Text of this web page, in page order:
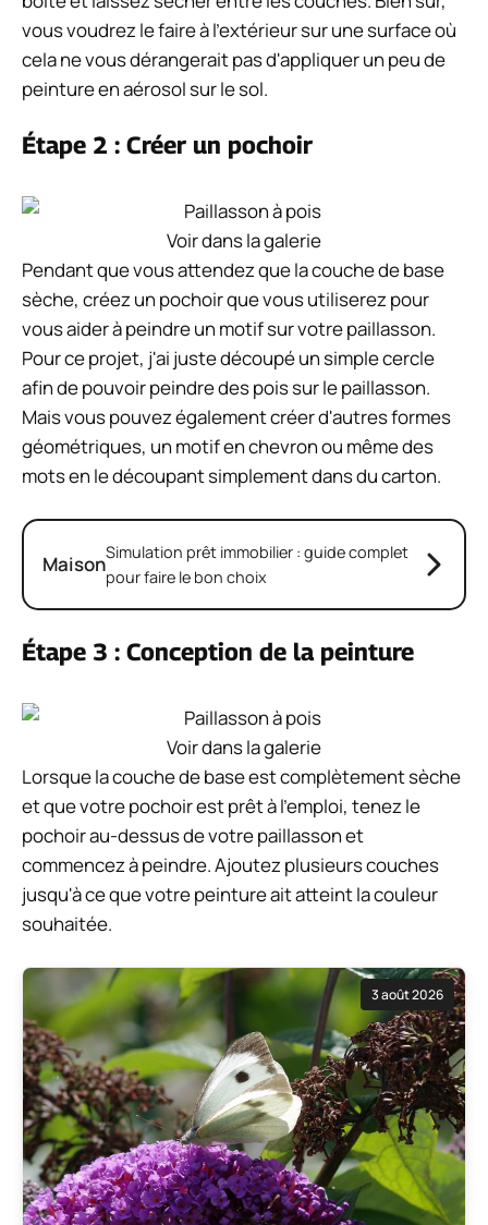
vous voudrez le faire à l'extérieur sur une surface où
cela ne vous dérangerait pas d'appliquer un peu de
peinture en aérosol sur le sol.
Étape 2 : Créer un pochoir
Voir dans la galerie
Pendant que vous attendez que la couche de base
sèche, créez un pochoir que vous utiliserez pour
vous aider à peindre un motif sur votre paillasson.
Pour ce projet, j'ai juste découpé un simple cercle
afin de pouvoir peindre des pois sur le paillasson.
Mais vous pouvez également créer d'autres formes
géométriques, un motif en chevron ou même des
mots en le découpant simplement dans du carton.
MaisonSimulation prêt immobilier : guide complet
pour faire le bon choix
Étape 3 : Conception de la peinture
Voir dans la galerie
Lorsque la couche de base est complètement sèche
et que votre pochoir est prêt à l'emploi, tenez le
pochoir au-dessus de votre paillasson et
commencez à peindre. Ajoutez plusieurs couches
jusqu'à ce que votre peinture ait atteint la couleur
souhaitée.
3 août 2026